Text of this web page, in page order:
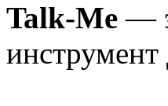
Talk-Me —